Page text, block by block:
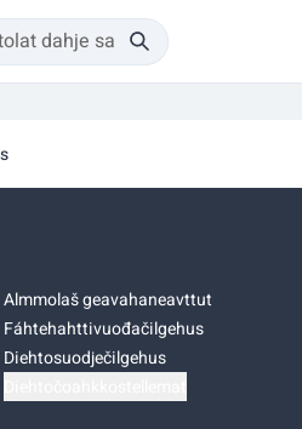
Almmolaš geavahaneavttut
Fáhtehahttivuođačilgehus
Diehtosuodječilgehus